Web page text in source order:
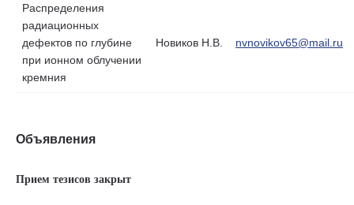
Распределения
радиационных
дефектов по глубине
при ионном облучении
кремния
Новиков Н.В. nvnovikov65@mail.ru
Объявления
Прием тезисов закрыт